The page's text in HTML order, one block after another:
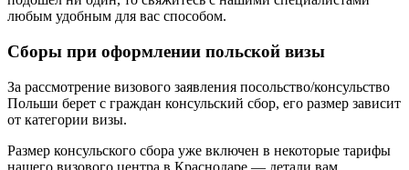
любым удобным для вас способом.
Сборы при оформлении польской визы
За рассмотрение визового заявления посольство/консульство
Польши берет с граждан консульский сбор, его размер зависит
от категории визы.
Размер консульского сбора уже включен в некоторые тарифы
нашего визового центра в Краснодаре — детали вам